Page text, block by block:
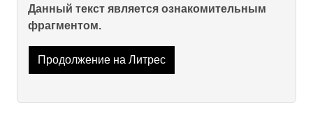
Данный текст является ознакомительным
фрагментом.
Продолжение на Литрес